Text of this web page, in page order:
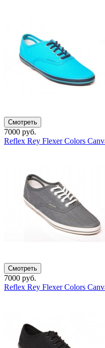
Смотреть
7000 руб.
Reflex Rey Flexer Colors
Смотреть
7000 руб.
Reflex Rey Flexer Colors